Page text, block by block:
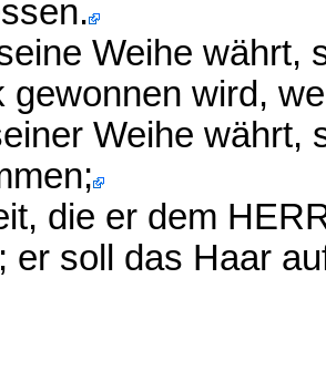
Weihe währt,
gewonnen wird,
Weihe währt,
die er dem
er soll das Haar